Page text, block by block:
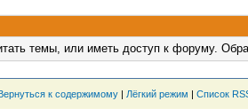
темы, или иметь доступ к форуму.
к содержимому| Лёгкий режим | Список